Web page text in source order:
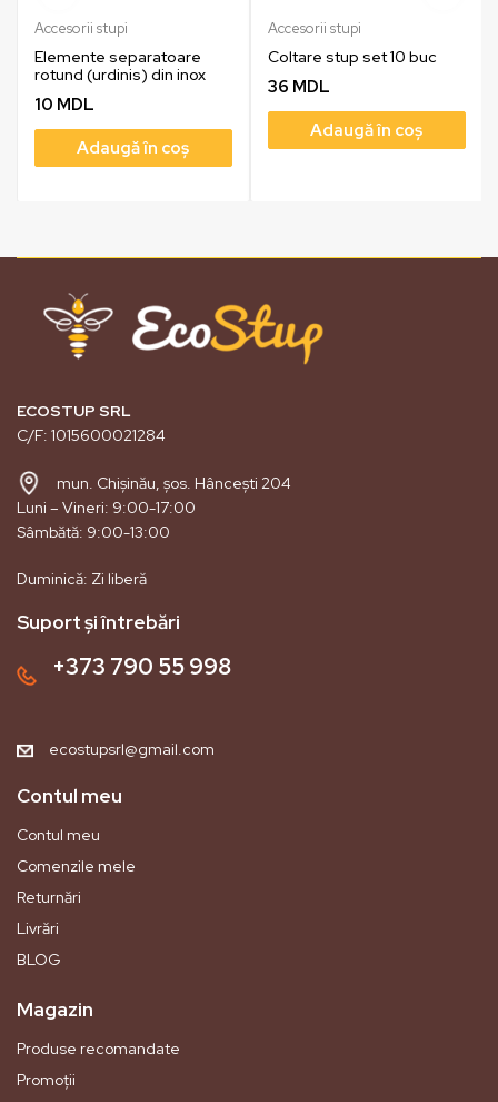
Accesorii stupi
Elemente separatoare
rotund (urdinis) din inox
10 MDL
Adaugă în coș
Accesorii stupi
Coltare stup set 10 buc
36 MDL
Adaugă în coș
ECOSTUP SRL
C/F: 1015600021284
mun. Chișinău, șos. Hâncești 204
Luni – Vineri: 9:00-17:00
Sâmbătă: 9:00-13:00
Duminică: Zi liberă
Suport și întrebări
+373 790 55 998
ecostupsrl@gmail.com
Contul meu
Contul meu
Comenzile mele
Returnări
Livrări
BLOG
Magazin
Produse recomandate
Promoții